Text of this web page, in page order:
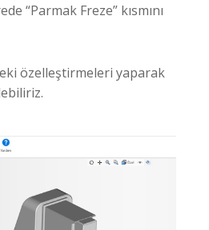
“Parmak Freze” kısmını
özelleştirmeleri yaparak